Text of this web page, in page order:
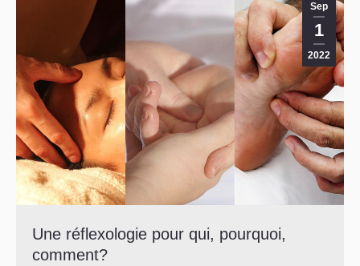
Sep
1
2022
Une réflexologie pour qui, pourquoi,
comment?